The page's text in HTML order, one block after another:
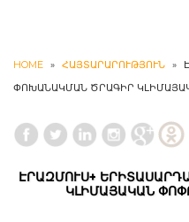
HOME » ՀԱՅՏԱՐԱՐՈՒԹՅՈՒՆ »
ՓՈԽԱՆԱԿՄԱՆ ԾՐԱԳԻՐ
ԷՐԱԶՄՈՒՍ+
ԿԼԻՄԱՅԱԿԱՆ